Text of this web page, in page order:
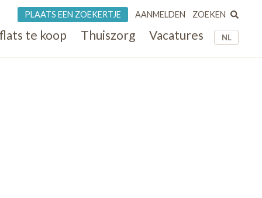
NL
te koop Thuiszorg Vacatures
PLAATS EEN ZOEKERTJE AANMELDEN ZOEKEN